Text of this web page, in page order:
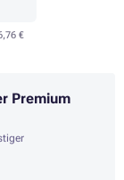
€
Premium